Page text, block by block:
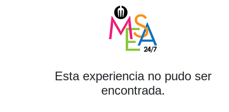
Esta experiencia no pudo ser
encontrada.